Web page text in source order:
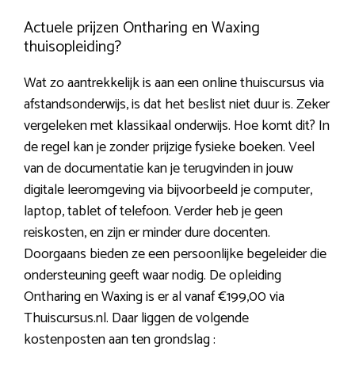
Actuele prijzen Ontharing en Waxing
thuisopleiding?
Wat zo aantrekkelijk is aan een online thuiscursus via
afstandsonderwijs, is dat het beslist niet duur is. Zeker
vergeleken met klassikaal onderwijs. Hoe komt dit? In
de regel kan je zonder prijzige fysieke boeken. Veel
van de documentatie kan je terugvinden in jouw
digitale leeromgeving via bijvoorbeeld je computer,
laptop, tablet of telefoon. Verder heb je geen
reiskosten, en zijn er minder dure docenten.
Doorgaans bieden ze een persoonlijke begeleider die
ondersteuning geeft waar nodig. De opleiding
Ontharing en Waxing is er al vanaf €199,00 via
Thuiscursus.nl. Daar liggen de volgende
kostenposten aan ten grondslag :